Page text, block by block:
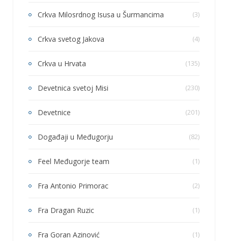
Crkva Milosrdnog Isusa u Šurmancima (3)
Crkva svetog Jakova (4)
Crkva u Hrvata (135)
Devetnica svetoj Misi (230)
Devetnice (201)
Događaji u Međugorju (82)
Feel Međugorje team (1)
Fra Antonio Primorac (2)
Fra Dragan Ruzic (1)
Fra Goran Azinović (1)